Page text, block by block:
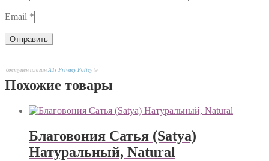
Email *
доступен плагин ATs Privacy Policy ©
Похожие товары
Благовония Сатья (Satya)
Натуральный, Natural